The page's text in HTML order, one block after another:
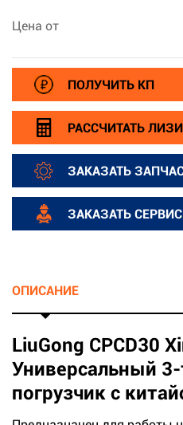
Цена от
ПОЛУЧИТЬ КП
РАССЧИТАТЬ
ЗАКАЗАТЬ
ЗАКАЗАТЬ СЕРВИС
ОПИСАНИЕ
LiuGong CPCD30
Универсальный
погрузчик с